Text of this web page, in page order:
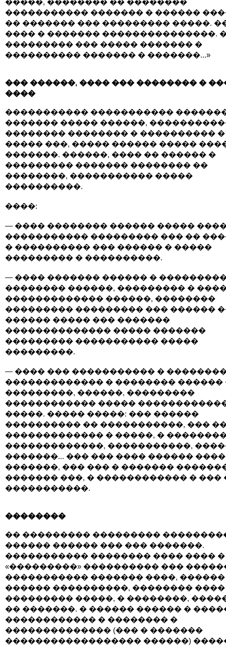
����������� ������� � ������
�� ������� ��� ��������� �����.
���� � ������� ���������������.
��������� ��� ����� ������� �
���������� ������� � �������...»
��� ������, ���� ��� �������� �
����
����������� �����������
������� ����� ������,
�������� �������� � ���������� �
����� ���, ����� ������ �����
�������. ������, ���� �� ������ �
��������� ������� �������� ��
��������, ����������� �����
����������.
����:
— ���� �������� ������ �����
����������� ��������� ��� ��
� ���������� ��� ������ � �����
��������� � ����������.
— ���� ������� ������ �
�������� ������, ��������� �
������������� ������, ��������
��������� ��������� ��� ������
������ ����� ��� �������
�������������� ����� �������
��������� ����������� �����
���������.
— ���� ��� ����������� �
������������� � �������� ������
���������, ������, ���������
������������ �����
�����. ����� �����: ��� ������
���������� �� �����������, ���
������������� � �����, �
�������������, �����������,
�������... ��� ��� ���� ������
�������, ��� ��� � �������
������� ���, � ������������ � ���
�����������.
��������
�� ��������� ���������
������ ������ ��� ��� �������.
����������� �������� ���� ����
«���������» ���������� ���
����������� ������� ����, ������
������ ����������, �������� ����
��������� �����, � ��������,
�� �������. � ������ ������ �
������������ � �������� �
�������������� (��� � �������
������������������ ������)